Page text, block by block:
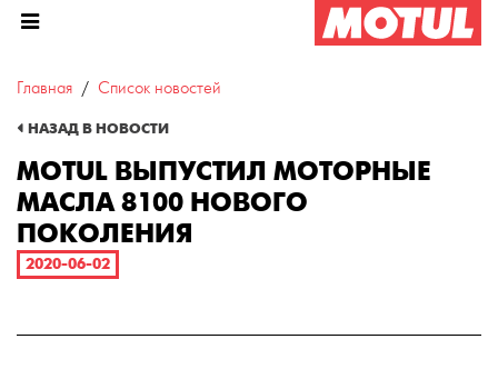
Главная Список новостей
НАЗАД В НОВОСТИ
MOTUL ВЫПУСТИЛ МОТОРНЫЕ
МАСЛА 8100 НОВОГО
ПОКОЛЕНИЯ
2020-06-02